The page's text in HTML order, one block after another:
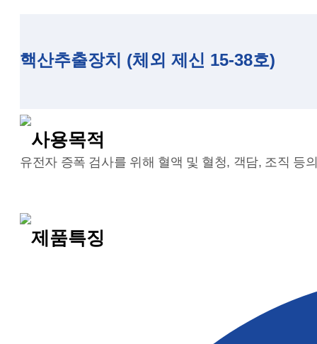
핵산추출장치 (체외 제신 15-38호)
사용목적
유전자 증폭 검사를 위해 혈액 및 혈청, 객담, 조직 등
제품특징